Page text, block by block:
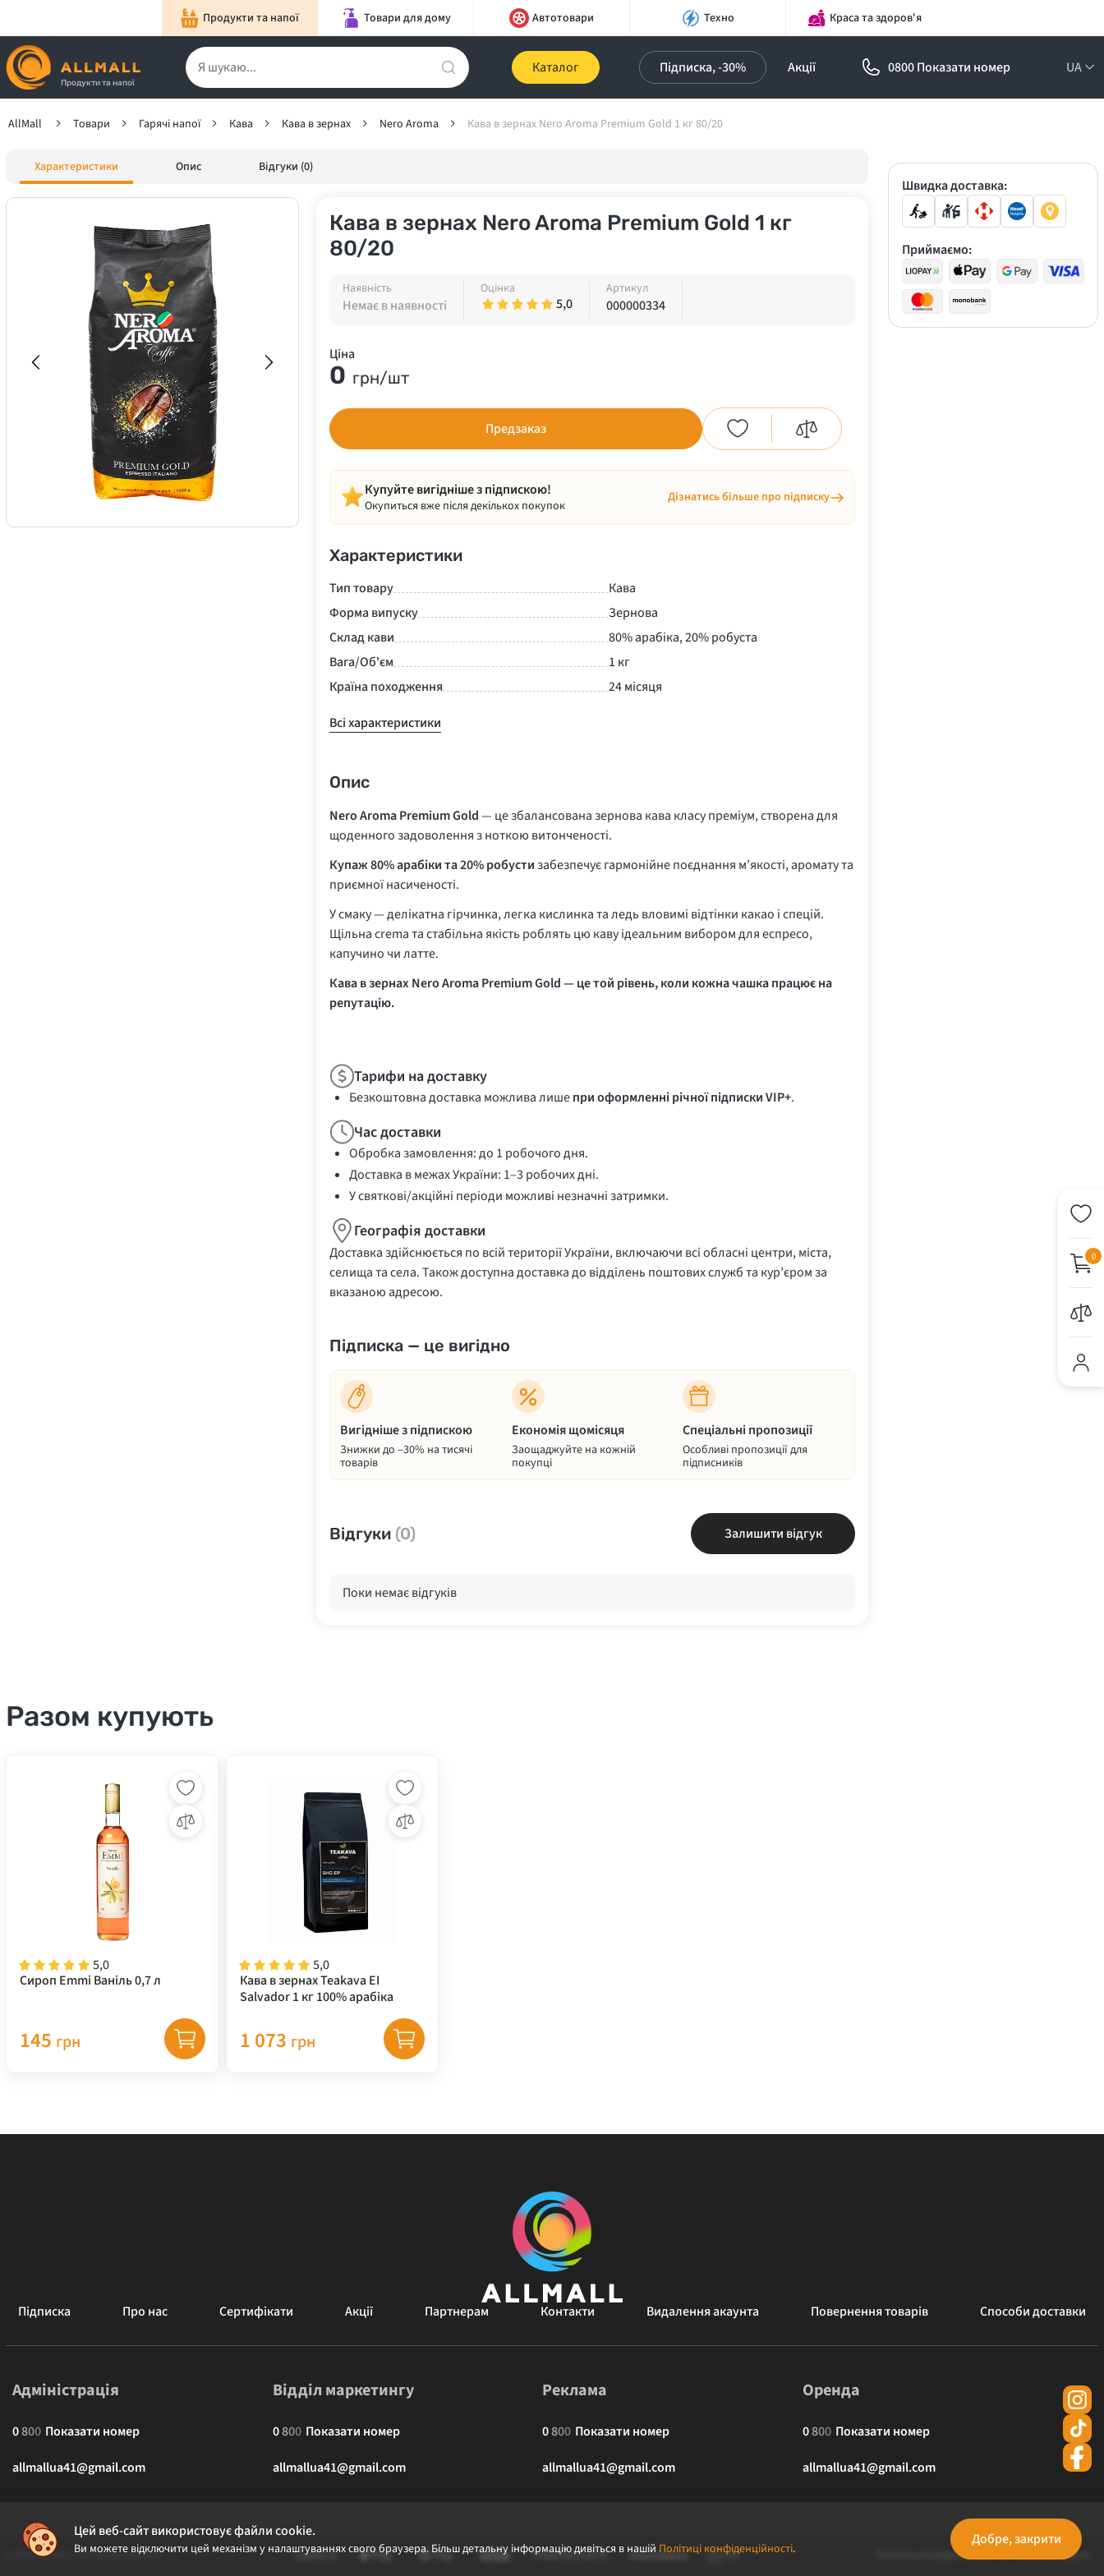
Продукти та напої Товари для дому Автотовари Техно Краса та здоров'я
Продукти та напої
Каталог Підписка, -30% Акції 0800 Показати номер UA
0
AllMall Товари Гарячі напої Кава Кава в зернах Nero Aroma Кава в зернах Nero Aroma Premium Gold 1 кг 80/20
Характеристики Опис Відгуки (0)
Кава в зернах Nero Aroma Premium Gold 1 кг
80/20
Наявність
Немає в наявності
Оцінка
5,0
Артикул
000000334
Ціна
0 грн/шт
Предзаказ
Купуйте вигідніше з підпискою!
Окупиться вже після декількох покупок
Дізнатись більше про підписку
Характеристики
Тип товару
Кава
Форма випуску
Зернова
Склад кави
80% арабіка, 20% робуста
Вага/Об'єм
1 кг
Країна походження
24 місяця
Всі характеристики
Опис
Nero Aroma Premium Gold— це збалансована зернова кава класу преміум, створена для
щоденного задоволення з ноткою витонченості.
Купаж 80% арабіки та 20% робустизабезпечує гармонійне поєднання м’якості, аромату та
приємної насиченості.
У смаку — делікатна гірчинка, легка кислинка та ледь вловимі відтінки какао і спецій.
Щільна crema та стабільна якість роблять цю каву ідеальним вибором для еспресо,
капучино чи латте.
Кава в зернах Nero Aroma Premium Gold — це той рівень, коли кожна чашка працює на
репутацію.
Тарифи на доставку
Безкоштовна доставка можлива лишепри оформленні річної підписки VIP+.
Час доставки
Обробка замовлення: до 1 робочого дня.
Доставка в межах України: 1–3 робочих дні.
У святкові/акційні періоди можливі незначні затримки.
Географія доставки
Доставка здійснюється по всій території України, включаючи всі обласні центри, міста,
селища та села. Також доступна доставка до відділень поштових служб та кур’єром за
вказаною адресою.
Підписка — це вигідно
Вигідніше з підпискою
Знижки до –30% на тисячі
товарів
Економія щомісяця
Заощаджуйте на кожній
покупці
Спеціальні пропозиції
Особливі пропозиції для
підписників
Відгуки (0) Залишити відгук
Поки немає відгуків
Знижки до -30%
Швидка доставка:
Приймаємо:
Разом купують
5,0
Сироп Emmi Ваніль 0,7 л
145 грн
5,0
Кава в зернах Teakava EI
Salvador 1 кг 100% арабіка
1 073 грн
Цей веб-сайт використовує файли cookie.
Ви можете відключити цей механізм у налаштуваннях свого браузера. Більш детальну інформацію дивіться в нашій Політиці конфіденційності.
Добре, закрити
Підписка Про нас Сертифікати Акції Партнерам Контакти Видалення акаунта Повернення товарів Способи доставки
Адміністрація
0800 Показати номер
allmallua41@gmail.com
Відділ маркетингу
0800 Показати номер
allmallua41@gmail.com
Реклама
0800 Показати номер
allmallua41@gmail.com
Оренда
0800 Показати номер
allmallua41@gmail.com
© 2026 ALLMALL. Всі права захищені. Політика конфіденційності Публічна оферта